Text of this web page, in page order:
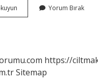
Oturmak
Yorum Bırak
https://
Sitemap